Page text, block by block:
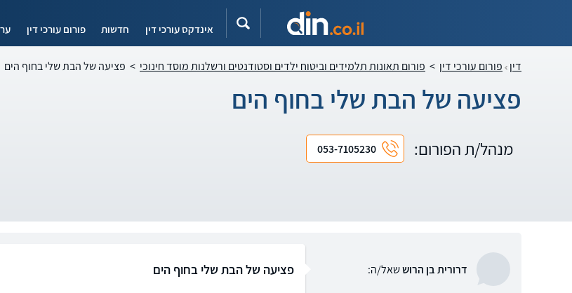
אינדקס עורכי דין חדשות פורום עורכי דין
דין פורום עורכי דין > פורום תאונות תלמידים וביטוח ילדים וסטודנטים ורשלנות מוסד חינוכי > פציעה של הבת שלי בחוף הים
פציעה של הבת שלי בחוף הים
מנהל/ת הפורום: 053-7105230
דרורית בן הרוששאל/ה: פציעה של הבת שלי בחוף הים